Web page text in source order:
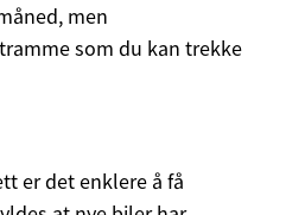
men
som du kan trekke
er det enklere å få